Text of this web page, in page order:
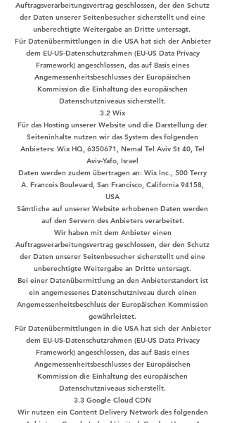
Auftragsverarbeitungsvertrag geschlossen, der den Schutz
der Daten unserer Seitenbesucher sicherstellt und eine
unberechtigte Weitergabe an Dritte untersagt.
Für Datenübermittlungen in die USA hat sich der Anbieter
dem EU-US-Datenschutzrahmen (EU-US Data Privacy
Framework) angeschlossen, das auf Basis eines
Angemessenheitsbeschlusses der Europäischen
Kommission die Einhaltung des europäischen
Datenschutzniveaus sicherstellt.
3.2 Wix
Für das Hosting unserer Website und die Darstellung der
Seiteninhalte nutzen wir das System des folgenden
Anbieters: Wix HQ, 6350671 , Nemal Tel Aviv St 40, Tel
Aviv-Yafo, Israel
Daten werden zudem übertragen an: Wix Inc., 500 Terry
A. Francois Boulevard, San Francisco, California 94158,
USA
Sämtliche auf unserer Website erhobenen Daten werden
auf den Servern des Anbieters verarbeitet.
Wir haben mit dem Anbieter einen
Auftragsverarbeitungsvertrag geschlossen, der den Schutz
der Daten unserer Seitenbesucher sicherstellt und eine
unberechtigte Weitergabe an Dritte untersagt.
Bei einer Datenübermittlung an den Anbieterstandort ist
ein angemessenes Datenschutzniveau durch einen
Angemessenheitsbeschluss der Europäischen Kommission
gewährleistet.
Für Datenübermittlungen in die USA hat sich der Anbieter
dem EU-US-Datenschutzrahmen (EU-US Data Privacy
Framework) angeschlossen, das auf Basis eines
Angemessenheitsbeschlusses der Europäischen
Kommission die Einhaltung des europäischen
Datenschutzniveaus sicherstellt.
3.3 Google Cloud CDN
Wir nutzen ein Content Delivery Network des folgenden